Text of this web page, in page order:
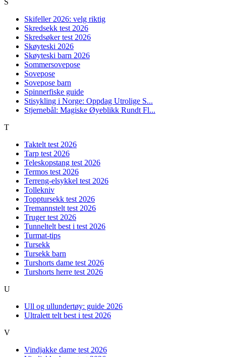
S
Skifeller 2026: velg riktig
Skredsekk test 2026
Skredsøker test 2026
Skøyteski 2026
Skøyteski barn 2026
Sommersovepose
Sovepose
Sovepose barn
Spinnerfiske guide
Stisykling i Norge: Oppdag Utrolige S...
Stjernebål: Magiske Øyeblikk Rundt Fl...
T
Taktelt test 2026
Tarp test 2026
Teleskopstang test 2026
Termos test 2026
Terreng-elsykkel test 2026
Tollekniv
Topptursekk test 2026
Tremannstelt test 2026
Truger test 2026
Tunneltelt best i test 2026
Turmat-tips
Tursekk
Tursekk barn
Turshorts dame test 2026
Turshorts herre test 2026
U
Ull og ullundertøy: guide 2026
Ultralett telt best i test 2026
V
Vindjakke dame test 2026